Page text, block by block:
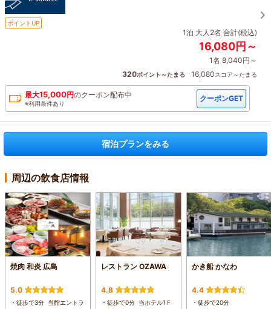
ポイントUP
1泊 大人2名 合計(税込)
16,080円～
1名 8,040円～
320ポイント～たまる 16,080スコア～たまる
最大15,000円のクーポン配布中
※利用条件あり
クーポンGET
宿泊プランをみる
周辺の飲食店情報
焼肉 和炎 広島
5.0
・徒歩で3分 当館エントラ
レストラン OZAWA
4.8
・徒歩で0分 当ホテル1Ｆ
かき船 かなわ
4.4
・徒歩で20分